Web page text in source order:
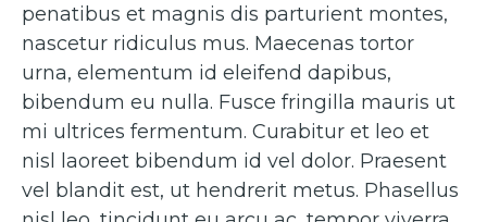
penatibus et magnis dis parturient montes,
nascetur ridiculus mus. Maecenas tortor
urna, elementum id eleifend dapibus,
bibendum eu nulla. Fusce fringilla mauris ut
mi ultrices fermentum. Curabitur et leo et
nisl laoreet bibendum id vel dolor. Praesent
vel blandit est, ut hendrerit metus. Phasellus